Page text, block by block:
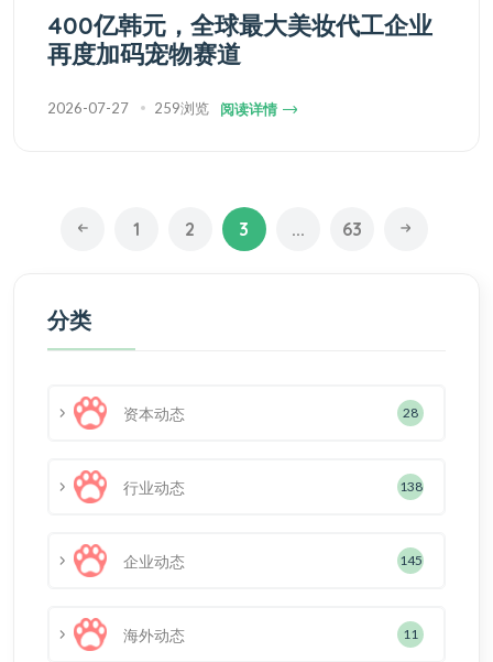
400亿韩元，全球最大美妆代工企业
再度加码宠物赛道
2026-07-27 259浏览 阅读详情
1 2 3 ... 63
分类
资本动态 28
行业动态 138
企业动态 145
海外动态 11